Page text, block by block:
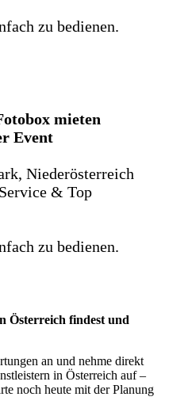
zu bedienen.
mieten
Event
Niederösterreich
& Top
zu bedienen.
Österreich findest und
an und nehme direkt
in Österreich auf –
noch heute mit der Planung